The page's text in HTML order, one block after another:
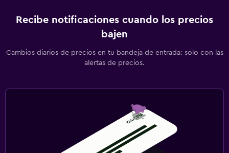
Recibe notificaciones cuando los precios
bajen
Cambios diarios de precios en tu bandeja de entrada: solo con las
alertas de precios.